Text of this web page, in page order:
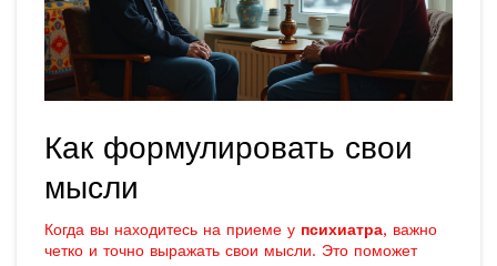
Как формулировать свои
мысли
Когда вы находитесь на приеме у психиатра, важно
четко и точно выражать свои мысли. Это поможет